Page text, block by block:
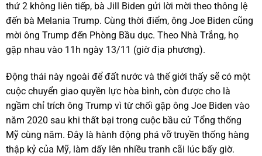
thứ 2 không liên tiếp, bà Jill Biden gửi lời mời theo thông lệ
đến bà Melania Trump. Cùng thời điểm, ông Joe Biden cũng
mời ông Trump đến Phòng Bầu dục. Theo Nhà Trắng, họ
gặp nhau vào 11h ngày 13/11 (giờ địa phương).
Động thái này ngoài để đất nước và thế giới thấy sẽ có một
cuộc chuyển giao quyền lực hòa bình, còn được cho là
ngầm chỉ trích ông Trump vì từ chối gặp ông Joe Biden vào
năm 2020 sau khi thất bại trong cuộc bầu cử Tổng thống
Mỹ cùng năm. Đây là hành động phá vỡ truyền thống hàng
thập kỷ của Mỹ, làm dấy lên nhiều tranh cãi lúc bấy giờ.